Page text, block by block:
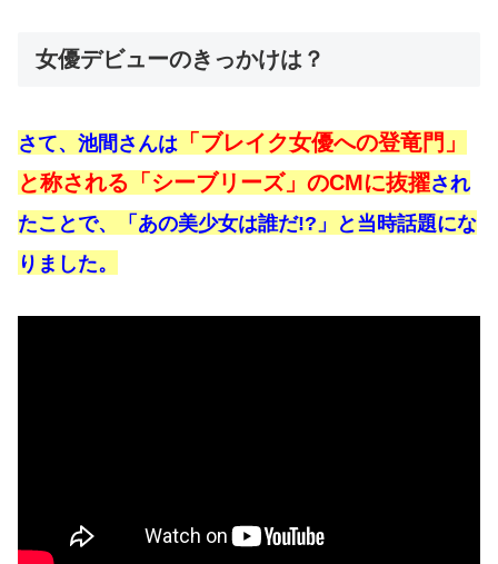
女優デビューのきっかけは？
さて、池間さんは 「ブレイク女優への登竜門」
と称される「シーブリーズ」のCMに抜擢され
たことで、「あの美少女は誰だ!?」と当時話題にな
りました。